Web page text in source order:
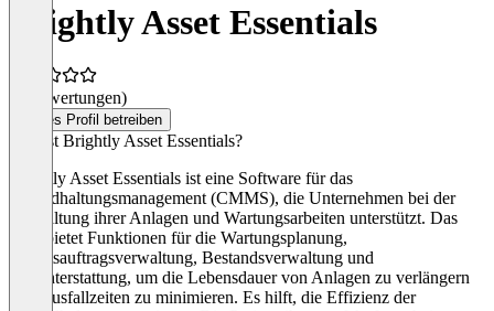
Brightly Asset Essentials
(0 Bewertungen)
Dieses Profil betreiben
Was ist Brightly Asset Essentials?
Brightly Asset Essentials ist eine Software für das
Instandhaltungsmanagement (CMMS), die Unternehmen bei der
Verwaltung ihrer Anlagen und Wartungsarbeiten unterstützt. Das
Tool bietet Funktionen für die Wartungsplanung,
Arbeitsauftragsverwaltung, Bestandsverwaltung und
Berichterstattung, um die Lebensdauer von Anlagen zu verlängern
und Ausfallzeiten zu minimieren. Es hilft, die Effizienz der